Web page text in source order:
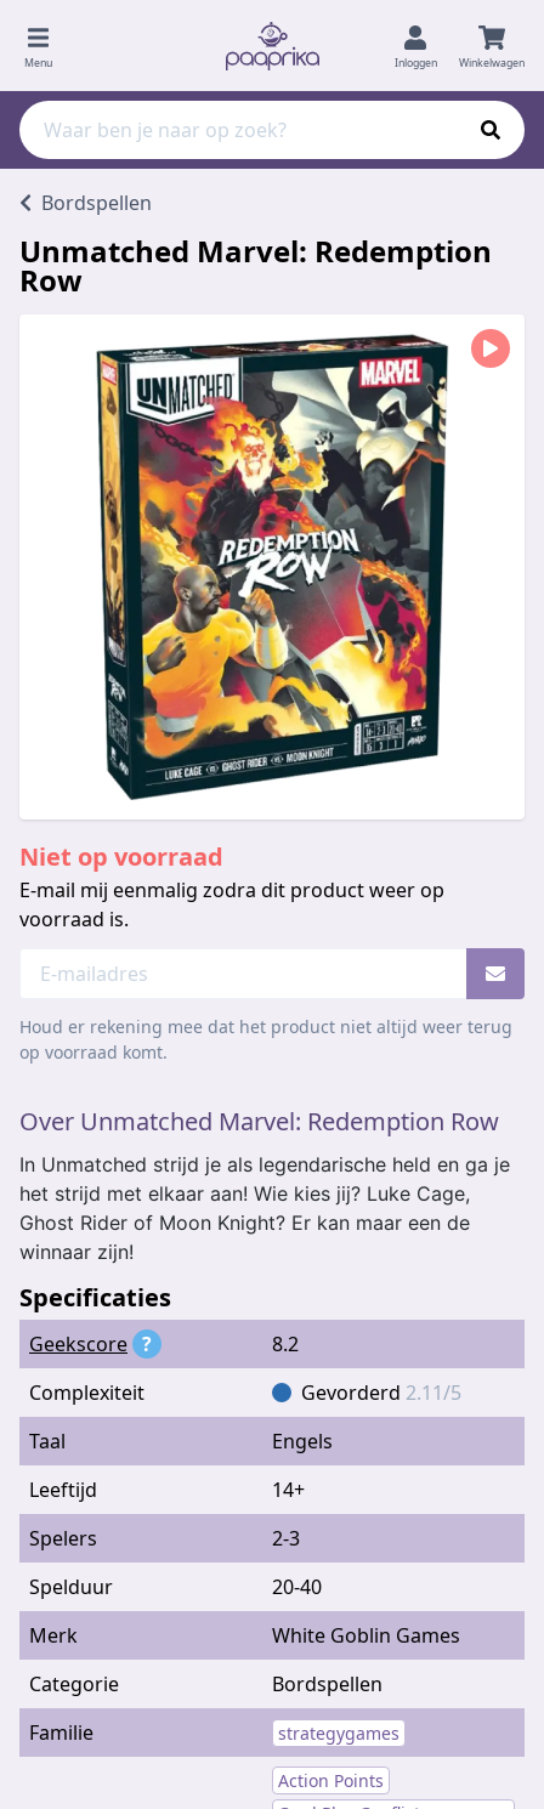
Menu Inloggen Winkelwagen
Bordspellen
Unmatched Marvel: Redemption
Row
Niet op voorraad
E-mail mij eenmalig zodra dit product weer op
voorraad is.
Houd er rekening mee dat het product niet altijd weer terug
op voorraad komt.
Over Unmatched Marvel: Redemption Row
In Unmatched strijd je als legendarische held en ga je
het strijd met elkaar aan! Wie kies jij? Luke Cage,
Ghost Rider of Moon Knight? Er kan maar een de
winnaar zijn!
Specificaties
Geekscore ?
8.2
Complexiteit
Gevorderd 2.11/5
Taal
Engels
Leeftijd
14+
Spelers
2-3
Spelduur
20-40
Merk
White Goblin Games
Categorie
Bordspellen
Familie
strategygames
Action Points